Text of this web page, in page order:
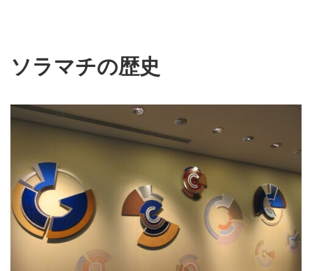
ソラマチの歴史